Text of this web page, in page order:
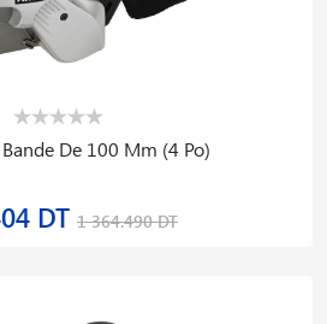
De 100 Mm (4 Po)
DT 1 364.490 DT